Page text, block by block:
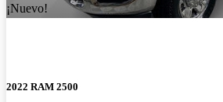
¡Nuevo!
2022 RAM 2500